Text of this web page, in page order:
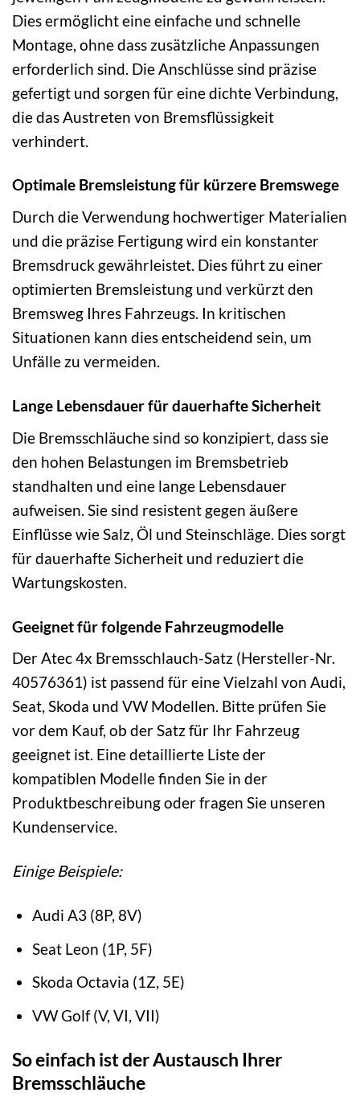
Dies ermöglicht eine einfache und schnelle
Montage, ohne dass zusätzliche Anpassungen
erforderlich sind. Die Anschlüsse sind präzise
gefertigt und sorgen für eine dichte Verbindung,
die das Austreten von Bremsflüssigkeit
verhindert.
Optimale Bremsleistung für kürzere Bremswege
Durch die Verwendung hochwertiger Materialien
und die präzise Fertigung wird ein konstanter
Bremsdruck gewährleistet. Dies führt zu einer
optimierten Bremsleistung und verkürzt den
Bremsweg Ihres Fahrzeugs. In kritischen
Situationen kann dies entscheidend sein, um
Unfälle zu vermeiden.
Lange Lebensdauer für dauerhafte Sicherheit
Die Bremsschläuche sind so konzipiert, dass sie
den hohen Belastungen im Bremsbetrieb
standhalten und eine lange Lebensdauer
aufweisen. Sie sind resistent gegen äußere
Einflüsse wie Salz, Öl und Steinschläge. Dies sorgt
für dauerhafte Sicherheit und reduziert die
Wartungskosten.
Geeignet für folgende Fahrzeugmodelle
Der Atec 4x Bremsschlauch-Satz (Hersteller-Nr.
40576361) ist passend für eine Vielzahl von Audi,
Seat, Skoda und VW Modellen. Bitte prüfen Sie
vor dem Kauf, ob der Satz für Ihr Fahrzeug
geeignet ist. Eine detaillierte Liste der
kompatiblen Modelle finden Sie in der
Produktbeschreibung oder fragen Sie unseren
Kundenservice.
Einige Beispiele:
Audi A3 (8P, 8V)
Seat Leon (1P, 5F)
Skoda Octavia (1Z, 5E)
VW Golf (V, VI, VII)
So einfach ist der Austausch Ihrer
Bremsschläuche